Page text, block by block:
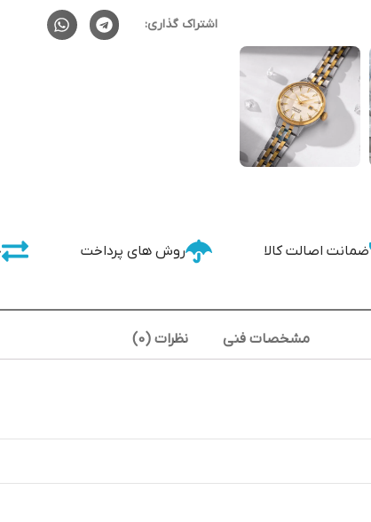
اشتراک گذاری:
ضمانت اصالت کالا روش های پرداخت
مشخصات فنی نظرات (0)